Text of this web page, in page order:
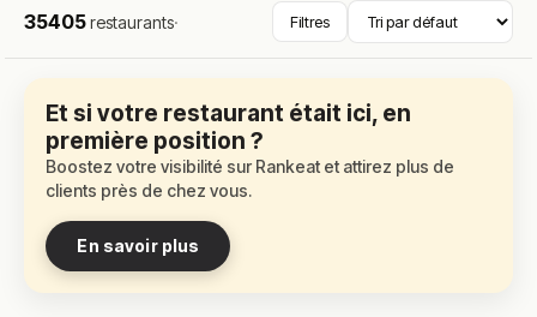
35405restaurants· Filtres
Et si votre restaurant était ici, en
première position ?
Boostez votre visibilité sur Rankeat et attirez plus de
clients près de chez vous.
En savoir plus